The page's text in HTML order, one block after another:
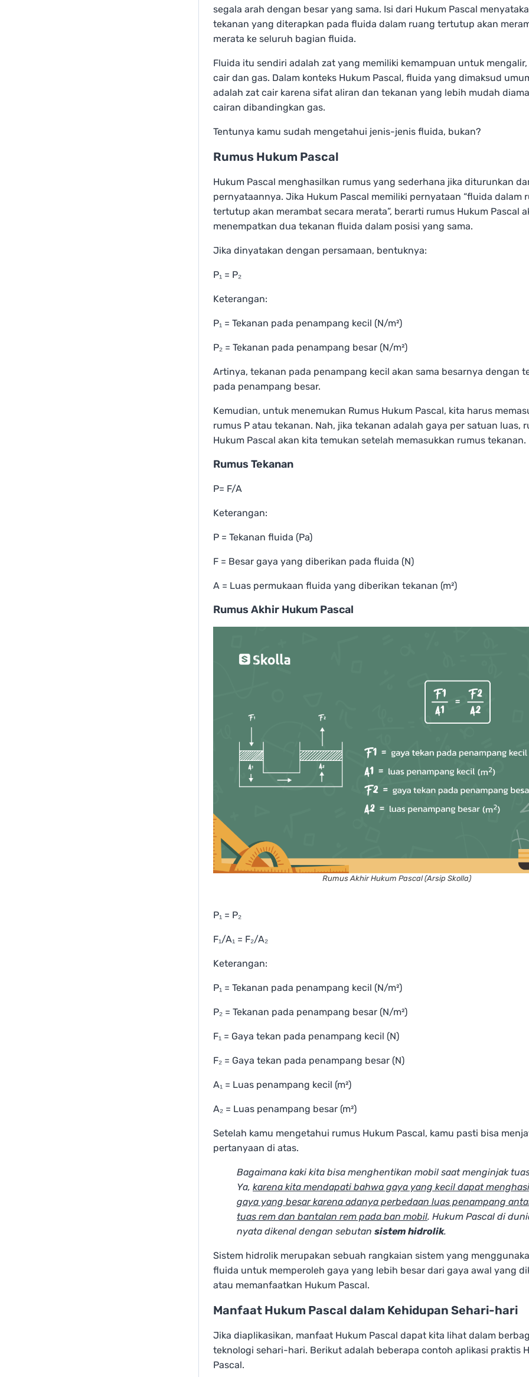
segala arah dengan besar yang sama. Isi dari Hukum Pascal
tekanan yang diterapkan pada fluida dalam ruang tertutup akan
merata ke seluruh bagian fluida.
Fluida itu sendiri adalah zat yang memiliki kemampuan untuk
cair dan gas. Dalam konteks Hukum Pascal, fluida yang dimaksud
adalah zat cair karena sifat aliran dan tekanan yang lebih mudah
cairan dibandingkan gas.
Tentunya kamu sudah mengetahui jenis-jenis fluida, bukan?
Rumus Hukum Pascal
Hukum Pascal menghasilkan rumus yang sederhana jika diturunkan
pernyataannya. Jika Hukum Pascal memiliki pernyataan “fluida dalam
tertutup akan merambat secara merata”, berarti rumus Hukum Pascal
menempatkan dua tekanan fluida dalam posisi yang sama.
Jika dinyatakan dengan persamaan, bentuknya:
P₁ = P₂
Keterangan:
P₁ = Tekanan pada penampang kecil (N/m²)
P₂ = Tekanan pada penampang besar (N/m²)
Artinya, tekanan pada penampang kecil akan sama besarnya dengan
pada penampang besar.
Kemudian, untuk menemukan Rumus Hukum Pascal, kita harus
rumus P atau tekanan. Nah, jika tekanan adalah gaya per satuan luas,
Hukum Pascal akan kita temukan setelah memasukkan rumus tekanan.
Rumus Tekanan
P= F/A
Keterangan:
P = Tekanan fluida (Pa)
F = Besar gaya yang diberikan pada fluida (N)
A = Luas permukaan fluida yang diberikan tekanan (m²)
Rumus Akhir Hukum Pascal
Rumus Akhir Hukum Pascal (Arsip Skolla)
P₁ = P₂
F₁/A₁ = F₂/A₂
Keterangan:
P₁ = Tekanan pada penampang kecil (N/m²)
P₂ = Tekanan pada penampang besar (N/m²)
F₁ = Gaya tekan pada penampang kecil (N)
F₂ = Gaya tekan pada penampang besar (N)
A₁ = Luas penampang kecil (m²)
A₂ = Luas penampang besar (m²)
Setelah kamu mengetahui rumus Hukum Pascal, kamu pasti bisa
pertanyaan di atas.
Bagaimana kaki kita bisa menghentikan mobil saat menginjak
Ya, karena kita mendapati bahwa gaya yang kecil dapat
gaya yang besar karena adanya perbedaan luas penampang
tuas rem dan bantalan rem pada ban mobil. Hukum Pascal di
nyata dikenal dengan sebutan sistem hidrolik.
Sistem hidrolik merupakan sebuah rangkaian sistem yang
fluida untuk memperoleh gaya yang lebih besar dari gaya awal yang
atau memanfaatkan Hukum Pascal.
Manfaat Hukum Pascal dalam Kehidupan Sehari-hari
Jika diaplikasikan, manfaat Hukum Pascal dapat kita lihat dalam
teknologi sehari-hari. Berikut adalah beberapa contoh aplikasi praktis
Pascal.